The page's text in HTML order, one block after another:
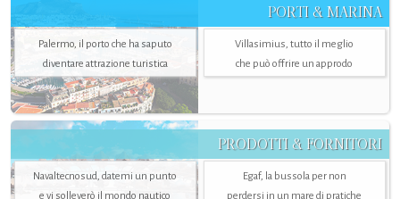
PORTI & MARINA
Palermo, il porto che ha saputo
diventare attrazione turistica
Villasimius, tutto il meglio
che può offrire un approdo
PRODOTTI & FORNITORI
Navaltecnosud, datemi un punto
e vi solleverò il mondo nautico
Egaf, la bussola per non
perdersi in un mare di pratiche